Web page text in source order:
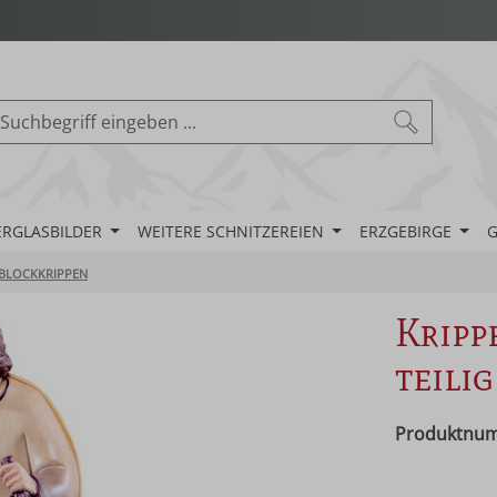
WEITERE SCHNITZEREIEN ERZGEBIRGE
BLOCKKRIPPEN
teilig